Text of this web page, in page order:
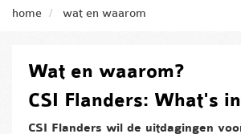
home wat en waarom
Wat en waarom?
CSI Flanders: What's
CSI Flanders wil de uitdagingen